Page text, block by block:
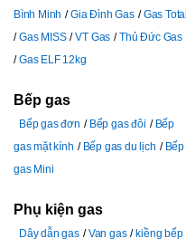
Bình Minh
Gia Đình Gas
Gas Total
Gas MISS
VT Gas
Thủ Đức Gas
Gas ELF 12kg
Bếp gas
Bếp gas đơn Bếp gas đôi
Bếp
gas mặt kính
Bếp gas du lịch
Bếp
gas Mini
Phụ kiện gas
Dây dẫn gas Van gas
kiềng bếp